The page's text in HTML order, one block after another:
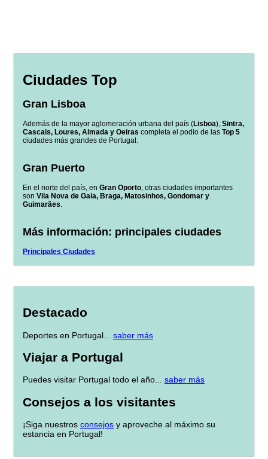
Ciudades Top
Gran Lisboa
Además de la mayor aglomeración urbana del país (Lisboa), Sintra,
Cascais, Loures, Almada y Oeiras completa el podio de las Top 5
ciudades más grandes de Portugal.
Gran Puerto
En el norte del país, en Gran Oporto , otras ciudades importantes
son Vila Nova de Gaia, Braga, Matosinhos, Gondomar y
Guimarães
Más información: principales ciudades
Principales Ciudades
Destacado
Deportes en Portugal... saber más
Viajar a Portugal
Puedes visitar Portugal todo el año... saber más
Consejos a los visitantes
¡Siga nuestros consejos y aproveche al máximo su
estancia en Portugal!